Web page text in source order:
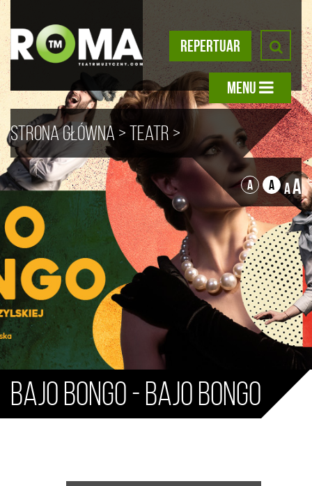
REPERTUAR
MENU
Strona główna >Teatr >
Archiwum>BAJO BONGO> BAJO
BONGO
A A AA
BAJO BONGO - BAJO BONGO